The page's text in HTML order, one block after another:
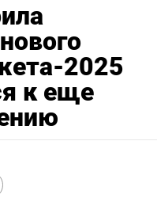
2025
к еще